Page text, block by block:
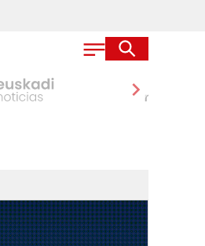
chevron_right